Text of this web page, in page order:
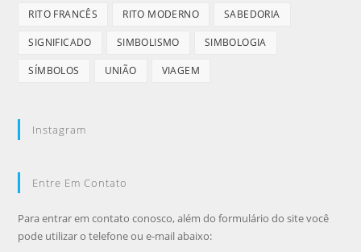
RITO FRANCÊS RITO MODERNO SABEDORIA
SIGNIFICADO SIMBOLISMO SIMBOLOGIA
SÍMBOLOS UNIÃO VIAGEM
Instagram
Entre Em Contato
Para entrar em contato conosco, além do formulário do site você
pode utilizar o telefone ou e-mail abaixo: